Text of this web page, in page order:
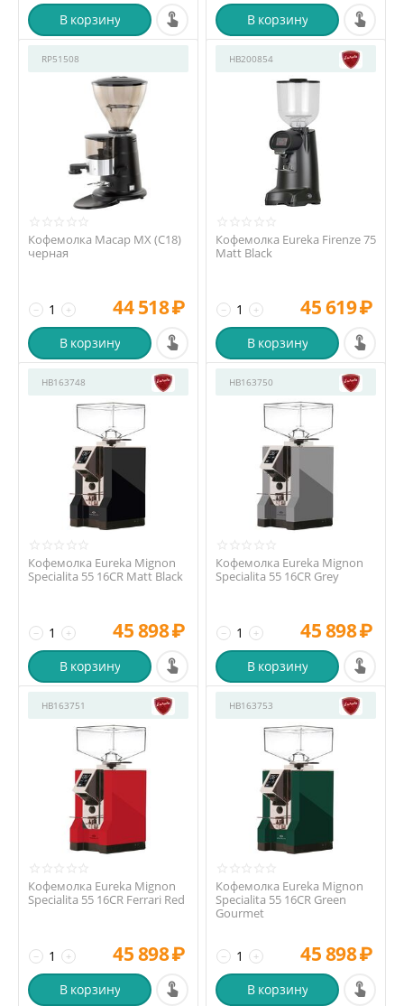
В корзину В корзину
RP51508
Кофемолка Macap MX (C18)
черная
+
− 44 518₽
В корзину
HB200854
Кофемолка Eureka Firenze 75
Matt Black
+
− 45 619₽
В корзину
HB163748
Кофемолка Eureka Mignon
Specialita 55 16CR Matt Black
+
− 45 898₽
В корзину
HB163750
Кофемолка Eureka Mignon
Specialita 55 16CR Grey
+
− 45 898₽
В корзину
HB163751
Кофемолка Eureka Mignon
Specialita 55 16CR Ferrari Red
+
− 45 898₽
В корзину
HB163753
Кофемолка Eureka Mignon
Specialita 55 16CR Green
Gourmet
+
− 45 898₽
В корзину